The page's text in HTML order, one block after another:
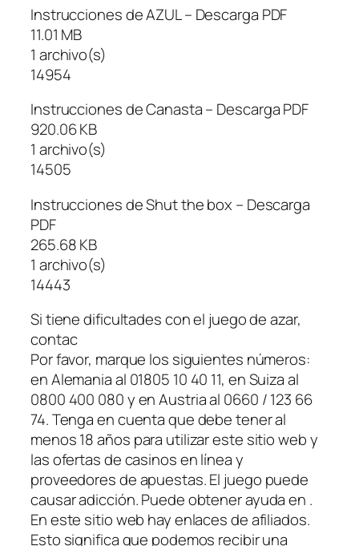
Instrucciones de AZUL – Descarga PDF
11.01 MB
1 archivo(s)
14954
Instrucciones de Canasta – Descarga PDF
920.06 KB
1 archivo(s)
14505
Instrucciones de Shut the box – Descarga
PDF
265.68 KB
1 archivo(s)
14443
Si tiene dificultades con el juego de azar,
contac
Por favor, marque los siguientes números:
en Alemania al 01805 10 40 11, en Suiza al
0800 400 080 y en Austria al 0660 / 123 66
74. Tenga en cuenta que debe tener al
menos 18 años para utilizar este sitio web y
las ofertas de casinos en línea y
proveedores de apuestas. El juego puede
causar adicción. Puede obtener ayuda en .
En este sitio web hay enlaces de afiliados.
Esto significa que podemos recibir una